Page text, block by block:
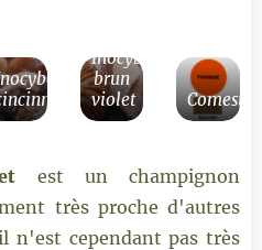
Inocybe
brun
violet
est un champignon
très proche d'autres
n'est cependant pas très